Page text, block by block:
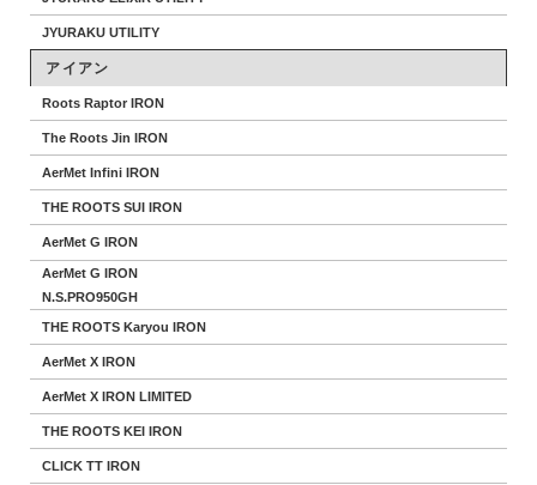
JYURAKU UTILITY
アイアン
Roots Raptor IRON
The Roots Jin IRON
AerMet Infini IRON
THE ROOTS SUI IRON
AerMet G IRON
AerMet G IRON
N.S.PRO950GH
THE ROOTS Karyou IRON
AerMet X IRON
AerMet X IRON LIMITED
THE ROOTS KEI IRON
CLICK TT IRON